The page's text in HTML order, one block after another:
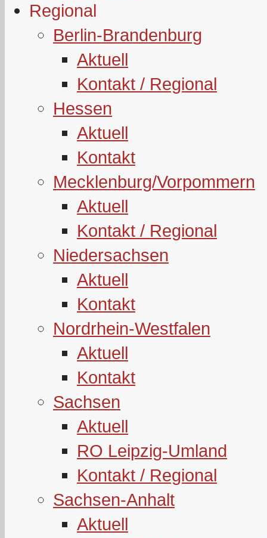
Regional
Berlin-Brandenburg
Aktuell
Kontakt / Regional
Hessen
Aktuell
Kontakt
Mecklenburg/Vorpommern
Aktuell
Kontakt / Regional
Niedersachsen
Aktuell
Kontakt
Nordrhein-Westfalen
Aktuell
Kontakt
Sachsen
Aktuell
RO Leipzig-Umland
Kontakt / Regional
Sachsen-Anhalt
Aktuell